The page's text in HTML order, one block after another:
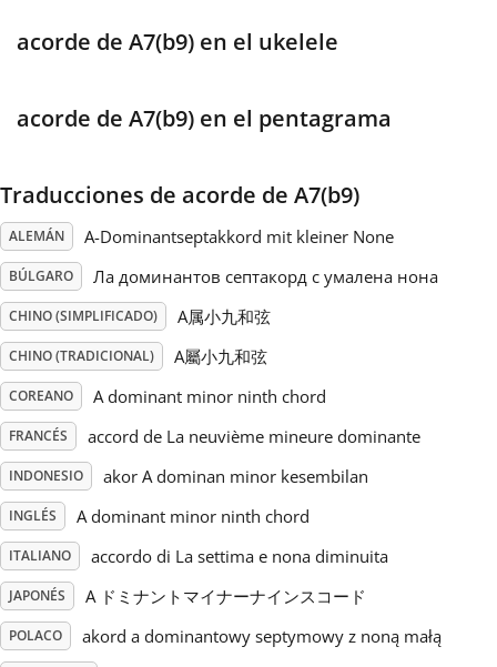
Svenska
Tiếng Việt
简体中文
繁體中文
acorde de A7(b9) en el ukelele
acorde de A7(b9) en el pentagrama
Traducciones de acorde de A7(b9)
ALEMÁN A-Dominantseptakkord mit kleiner None
BÚLGARO Ла доминантов септакорд с умалена нона
CHINO (SIMPLIFICADO) A属小九和弦
CHINO (TRADICIONAL) A屬小九和弦
COREANO A dominant minor ninth chord
FRANCÉS accord de La neuvième mineure dominante
INDONESIO akor A dominan minor kesembilan
INGLÉS A dominant minor ninth chord
ITALIANO accordo di La settima e nona diminuita
JAPONÉS A ドミナントマイナーナインスコード
POLACO akord a dominantowy septymowy z noną małą